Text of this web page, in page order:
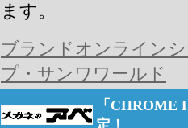
ます。
ブランドオンライン
プ・サンワワールド
「CHROME
定！